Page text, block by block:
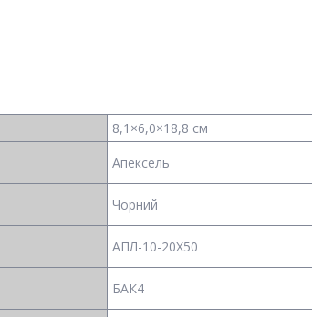
8,1×6,0×18,8 см
Апексель
Чорний
АПЛ-10-20Х50
БАК4